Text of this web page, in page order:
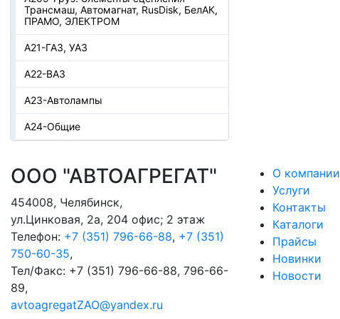
Трансмаш, Автомагнат, RusDisk, БелАК,
ПРАМО, ЭЛЕКТРОМ
А21-ГАЗ, УАЗ
А22-ВАЗ
А23-Автолампы
А24-Общие
ООО "АВТОАГРЕГАТ"
454008, Челябинск,
ул.Цинковая, 2а, 204 офис; 2 этаж
Телефон: +7 (351) 796-66-88, +7 (351)
750-60-35,
Тел/Факс: +7 (351) 796-66-88, 796-66-
89,
avtoagregatZAO@yandex.ru
О компании
Услуги
Контакты
Каталоги
Прайсы
Новинки
Новости